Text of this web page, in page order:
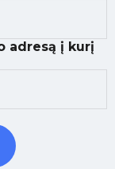
adresą į kurį